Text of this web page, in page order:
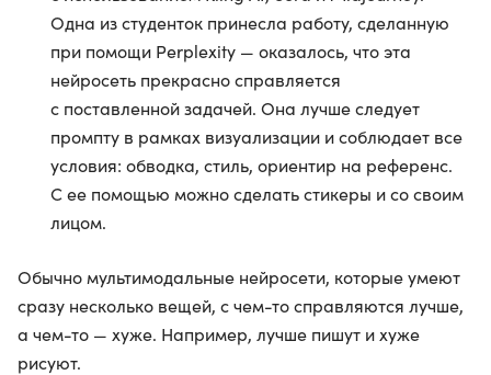
Одна из студенток принесла работу, сделанную
при помощи Perplexity — оказалось, что эта
нейросеть прекрасно справляется
с поставленной задачей. Она лучше следует
промпту в рамках визуализации и соблюдает все
условия: обводка, стиль, ориентир на референс.
С ее помощью можно сделать стикеры и со своим
лицом.
Обычно мультимодальные нейросети, которые умеют
сразу несколько вещей, с чем-то справляются лучше,
а чем-то — хуже. Например, лучше пишут и хуже
рисуют.